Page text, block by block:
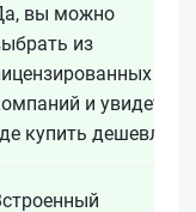
вы можно
из
15+
и увидеть,
купить дешевле